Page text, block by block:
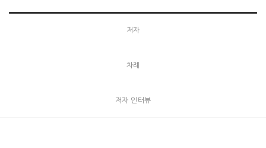
저자
차례
저자 인터뷰